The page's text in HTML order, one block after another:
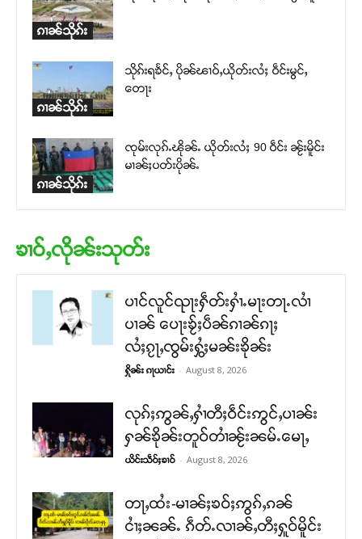
ၵၢၼ်သိုၵ်း
ၵၢၼ်သိုၵ်း
သိုၵ်းရၶႅင်ႇ ပိုၼ်ၽၢဝ်ႇယိုတ်းလႆႈ ဝဵင်းမွင်ႇ
တေႃး
ၵၢၼ်သိုၵ်း
ၸုမ်းလုၵ်ႉၽိုၼ်ႉ ယိုတ်းလႆႈ 90 ဝဵင်း ၼႂ်းမိူင်း
မၢၼ်ႈပတ်းပိုၼ်ႉ
ၶၢဝ်ႇလိုၼ်းသုတ်း
ပၢင်လူင်ၺႃးႁဵတ်းႁၢႆႉမႃးတႃႉလၢႆ
ပၢၼ် ​​ပေႃးၶႂ်ႈပဵၼ်ၵၢၼ်ၵႃႈ
လႆႈၵႂႃႇၸွမ်းႁွႆႈမၼ်းၶိုၼ်း
ႁိုၼ်း ၵႃယၢင်း - August 8, 2026
လုၵ်ႈဢွၼ်ႇႁၢႆတီႈဝဵင်းဢွင်ႇပၢၼ်း
ႁၼ်ၶိုၼ်းတူဝ်တၢႆၼႂ်းၼမ်ႉမေႃႇ
ယိင်းသဵဝ်ႈၶၢဝ် - August 8, 2026
တႃႇထႆး-မၢၼ်ႈၶဝ်ႈဢွၵ်ႇၵၼ်
ငၢႆႈၼၼ်ႉ ၵဵတ်ႉလၢၼ်ႇတီႈႁူဝ်မိူင်း